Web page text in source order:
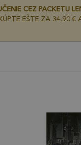
CEZ PACKETU
EŠTE ZA 34,90 €